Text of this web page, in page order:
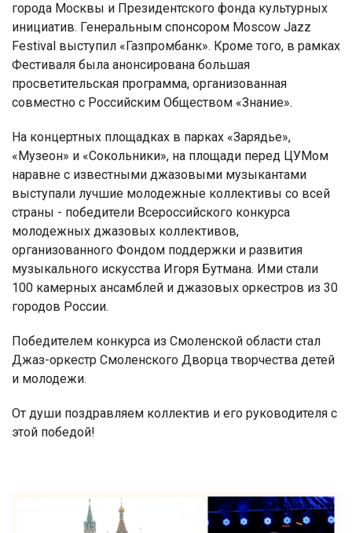
города Москвы и Президентского фонда культурных
инициатив. Генеральным спонсором Moscow Jazz
Festival выступил «Газпромбанк». Кроме того, в рамках
Фестиваля была анонсирована большая
просветительская программа, организованная
совместно с Российским Обществом «Знание».
На концертных площадках в парках «Зарядье»,
«Музеон» и «Сокольники», на площади перед ЦУМом
наравне с известными джазовыми музыкантами
выступали лучшие молодежные коллективы со всей
страны - победители Всероссийского конкурса
молодежных джазовых коллективов,
организованного Фондом поддержки и развития
музыкального искусства Игоря Бутмана. Ими стали
100 камерных ансамблей и джазовых оркестров из 30
городов России.
Победителем конкурса из Смоленской области стал
Джаз-оркестр Смоленского Дворца творчества детей
и молодежи.
От души поздравляем коллектив и его руководителя с
этой победой!